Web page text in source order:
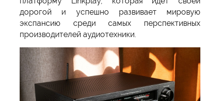
дорогой и успешно развивает мировую
экспансию среди самых перспективных
производителей аудиотехники.